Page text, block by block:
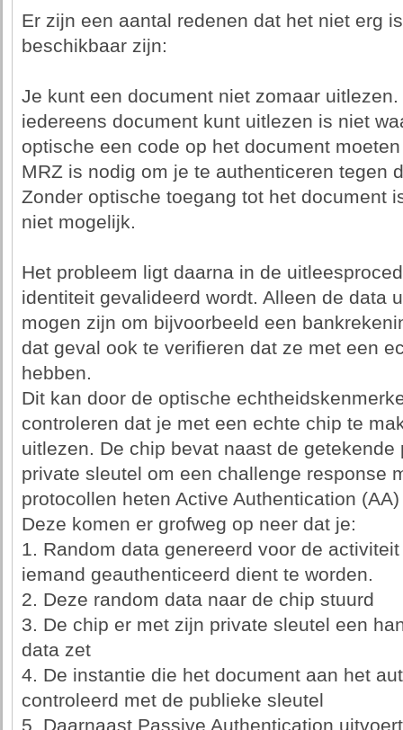
Er zijn een aantal redenen dat het niet erg
beschikbaar zijn:
Je kunt een document niet zomaar
iedereens document kunt uitlezen is niet
optische een code op het document
MRZ is nodig om je te authenticeren tegen
Zonder optische toegang tot het document
niet mogelijk.
Het probleem ligt daarna in de
identiteit gevalideerd wordt. Alleen de data
mogen zijn om bijvoorbeeld een
dat geval ook te verifieren dat ze met een
hebben.
Dit kan door de optische
controleren dat je met een echte chip te
uitlezen. De chip bevat naast de
private sleutel om een challenge response
protocollen heten Active Authentication
Deze komen er grofweg op neer dat je:
1. Random data genereerd voor de
iemand geauthenticeerd dient te worden.
2. Deze random data naar de chip stuurd
3. De chip er met zijn private sleutel een
data zet
4. De instantie die het document aan het
controleerd met de publieke sleutel
5. Daarnaast Passive Authentication